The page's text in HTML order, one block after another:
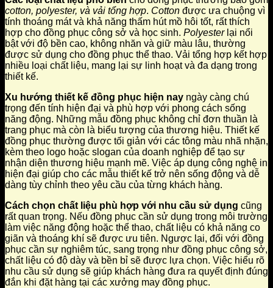
cotton, polyester, và vải tổng hợp. Cotton được ưa chuộng vì
tính thoáng mát và khả năng thấm hút mồ hôi tốt, rất thích
hợp cho đồng phục công sở và học sinh. Polyesterlại nổi
bật với độ bền cao, không nhăn và giữ màu lâu, thường
được sử dụng cho đồng phục thể thao. Vải tổng hợp kết hợp
nhiều loại chất liệu, mang lại sự linh hoạt và đa dạng trong
thiết kế.
Xu hướng thiết kế đồng phục hiện nay ngày càng chú
trọng đến tính hiện đại và phù hợp với phong cách sống
năng động. Những mẫu đồng phục không chỉ đơn thuần là
trang phục mà còn là biểu tượng của thương hiệu. Thiết kế
đồng phục thường được tối giản với các tông màu nhã nhặn,
kèm theo logo hoặc slogan của doanh nghiệp để tạo sự
nhận diện thương hiệu mạnh mẽ. Việc áp dụng công nghệ in
hiện đại giúp cho các mẫu thiết kế trở nên sống động và dễ
dàng tùy chỉnh theo yêu cầu của từng khách hàng.
Cách chọn chất liệu phù hợp với nhu cầu sử dụng cũng
rất quan trọng. Nếu đồng phục cần sử dụng trong môi trường
làm việc năng động hoặc thể thao, chất liệu có khả năng co
giãn và thoáng khí sẽ được ưu tiên. Ngược lại, đối với đồng
phục cần sự nghiêm túc, sang trọng như đồng phục công sở,
chất liệu có độ dày và bền bỉ sẽ được lựa chọn. Việc hiểu rõ
nhu cầu sử dụng sẽ giúp khách hàng đưa ra quyết định đúng
đắn khi đặt hàng tại các xưởng may đồng phục.